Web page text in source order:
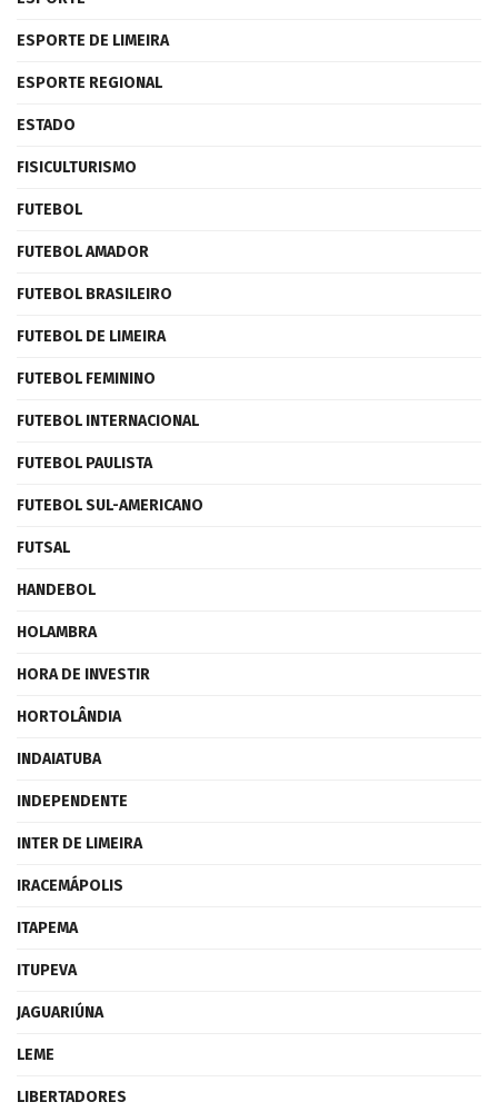
ESPORTE DE LIMEIRA
ESPORTE REGIONAL
ESTADO
FISICULTURISMO
FUTEBOL
FUTEBOL AMADOR
FUTEBOL BRASILEIRO
FUTEBOL DE LIMEIRA
FUTEBOL FEMININO
FUTEBOL INTERNACIONAL
FUTEBOL PAULISTA
FUTEBOL SUL-AMERICANO
FUTSAL
HANDEBOL
HOLAMBRA
HORA DE INVESTIR
HORTOLÂNDIA
INDAIATUBA
INDEPENDENTE
INTER DE LIMEIRA
IRACEMÁPOLIS
ITAPEMA
ITUPEVA
JAGUARIÚNA
LEME
LIBERTADORES